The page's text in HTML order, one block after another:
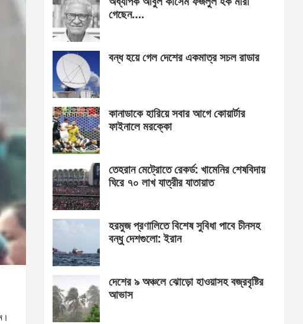
গেছেন….
বন্ধ হয়ে গেল দেশের একমাত্র সচল রাডার
কানাডাকে হারিয়ে সবার আগে কোয়ার্টার
ফাইনালে মরক্কো
তেহরান মেট্রোতে রেকর্ড: খামেনির শেষবিদায়
ঘিরে ৭০ লাখ যাত্রীর যাতায়াত
হরমুজ প্রণালিতে বিশেষ সুবিধা পাবে চীনসহ
বন্ধু দেশগুলো: ইরান
দেশের ৯ অঞ্চলে ঝোড়ো হাওয়াসহ বজ্রবৃষ্টির
আভাস